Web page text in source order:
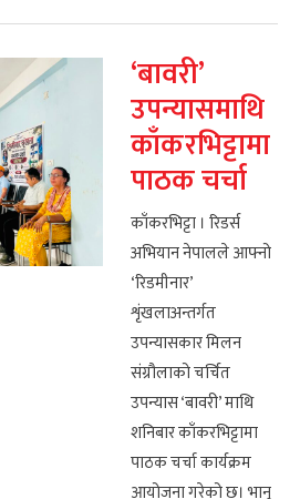
‘बावरी’
उपन्यासमाथि
काँकरभिट्टामा
पाठक चर्चा
काँकरभिट्टा । रिडर्स
अभियान नेपालले आफ्नो
‘रिडमीनार’
शृंखलाअन्तर्गत
उपन्यासकार मिलन
संग्रौलाको चर्चित
उपन्यास ‘बावरी’ माथि
शनिबार काँकरभिट्टामा
पाठक चर्चा कार्यक्रम
आयोजना गरेको छ। भानु